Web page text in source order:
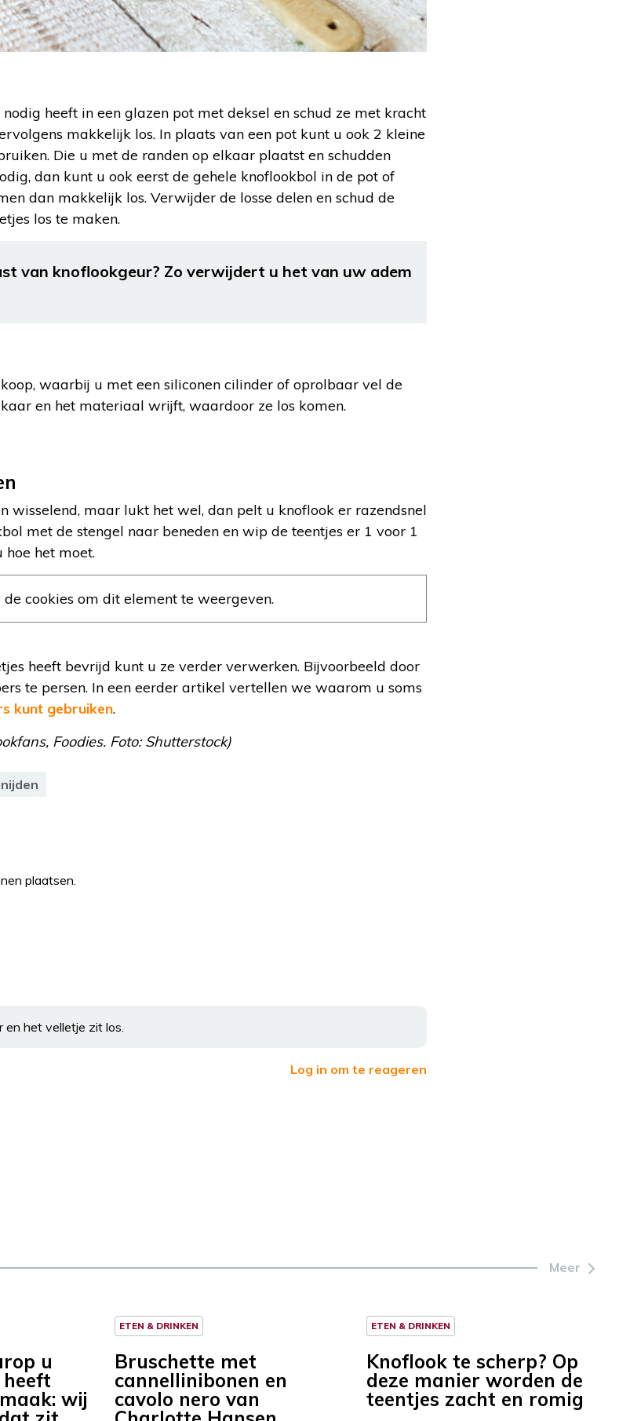
heeft in een glazen pot met deksel en schud ze met kracht
makkelijk los. In plaats van een pot kunt u ook 2 kleine
Die u met de randen op elkaar plaatst en schudden
dan kunt u ook eerst de gehele knoflookbol in de pot of
dan makkelijk los. Verwijder de losse delen en schud de
los te maken.
van knoflookgeur? Zo verwijdert u het van uw adem
waarbij u met een siliconen cilinder of oprolbaar vel de
en het materiaal wrijft, waardoor ze los komen.
wisselend, maar lukt het wel, dan pelt u knoflook er razendsnel
met de stengel naar beneden en wip de teentjes er 1 voor 1
hoe het moet.
de cookies om dit element te weergeven.
heeft bevrijd kunt u ze verder verwerken. Bijvoorbeeld door
te persen. In een eerder artikel vertellen we waarom u soms
kunt gebruiken.
Foodies. Foto: Shutterstock)
plaatsen.
het velletje zit los.
Log in om te reageren
Meer
u
wij
ETEN & DRINKEN
Bruschette met
cannellinibonen en
cavolo nero van
ETEN & DRINKEN
Knoflook te scherp? Op
deze manier worden de
teentjes zacht en romig